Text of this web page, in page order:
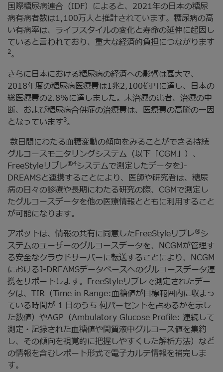
国際糖尿病連合（IDF）によると、2021年の日本の糖尿
病有病者数は1,100万人と推計されています。糖尿病の高
い有病率は、ライフスタイルの変化と寿命の延伸に起因し
ていると言われており、重大な経済的負担につながります
2。
さらに日本における糖尿病の経済への影響は甚大で、
2018年度の糖尿病医療費は1兆2,100億円に達し、日本の
総医療費の2.8%に達しました。未治療の患者、治療の中
断、および糖尿病合併症の治療費は、医療費の高騰の一因
となっています3。
数日間にわたる血糖変動の傾向をみることができる持続
グルコースモニタリングシステム（以下「CGM」）、
FreeStyleリブレ®4システムで測定したデータをJ-
DREAMSと連携することにより、医師や研究者は、糖尿
病の日々の診療や長期にわたる研究の際、CGMで測定し
たグルコースデータを他の医療情報とともに利用すること
が可能になります。
アボットは、情報の共有に同意したFreeStyleリブレ®シ
ステムのユーザーのグルコースデータを、NCGMが管理す
る安全なクラウドサーバーに転送することにより、NCGM
におけるJ-DREAMSデータベースへのグルコースデータ連
携をサポートします。FreeStyleリブレで測定されたデー
タは、TIR（Time in Range:血糖値が目標範囲内に収まっ
ている時間が 1 日のうち 何パーセントを占めるかを示し
た数値）やAGP（Ambulatory Glucose Profile: 連続して
測定・記録された血糖値や間質液中グルコース値を集約
し、その傾向を視覚的に把握しやすくした解析方法）など
の情報を含むレポート形式で電子カルテ情報を補完しま
す。